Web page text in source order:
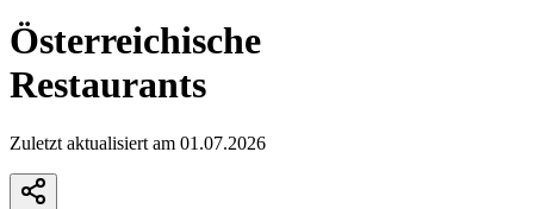
Österreichische
Restaurants
Zuletzt aktualisiert am 01.07.2026